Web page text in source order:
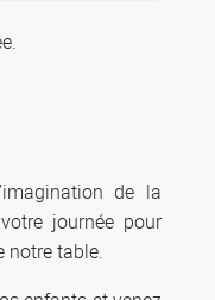
de la
journée pour
notre table.